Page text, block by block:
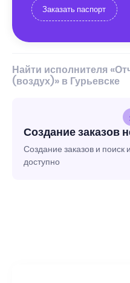
Заказать паспорт
Найти исполнителя
(воздух)» в Гурьевске
Создание заказов
Создание заказов и
доступно